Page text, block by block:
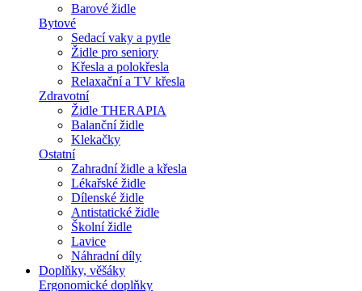
Barové židle
Bytové
Sedací vaky a pytle
Židle pro seniory
Křesla a polokřesla
Relaxační a TV křesla
Zdravotní
Židle THERAPIA
Balanční židle
Klekačky
Ostatní
Zahradní židle a křesla
Lékařské židle
Dílenské židle
Antistatické židle
Školní židle
Lavice
Náhradní díly
Doplňky, věšáky
Ergonomické doplňky